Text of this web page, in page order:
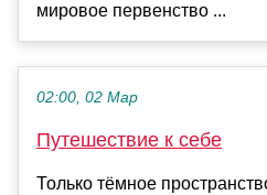
мировое первенство ...
02:00, 02 Мар
Путешествие к себе
Только тёмное